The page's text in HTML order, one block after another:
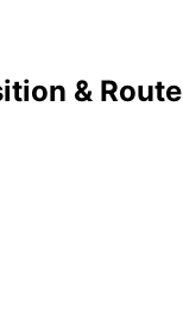
& Route